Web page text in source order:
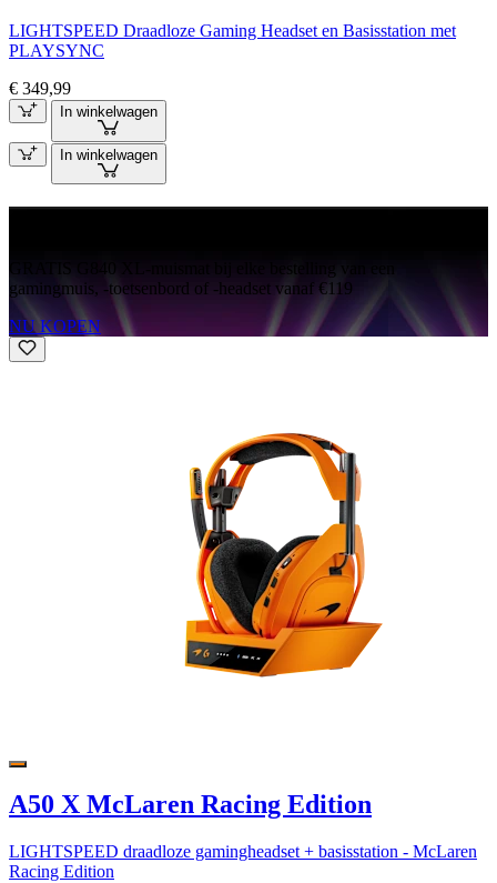
LIGHTSPEED Draadloze Gaming Headset en Basisstation met
PLAYSYNC
€ 349,99
In winkelwagen
In winkelwagen
GRATIS G840 XL-muismat bij elke bestelling van een
gamingmuis, -toetsenbord of -headset vanaf €119
NU KOPEN
A50 X McLaren Racing Edition
LIGHTSPEED draadloze gamingheadset + basisstation - McLaren
Racing Edition